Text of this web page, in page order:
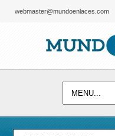
webmaster@mundoenlaces.com